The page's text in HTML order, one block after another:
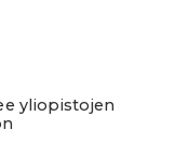
yliopistojen